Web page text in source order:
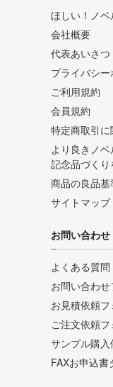
ほしい！ノ
会社概要
代表あいさつ
プライバシ
ご利用規約
会員規約
特定商取引
より良きノベ
記念品づく
商品の良品基
サイトマップ
お問い合わせ
よくある質問
お問い合わせ
お見積依頼フ
ご注文依頼フ
サンプル購
FAXお申込書